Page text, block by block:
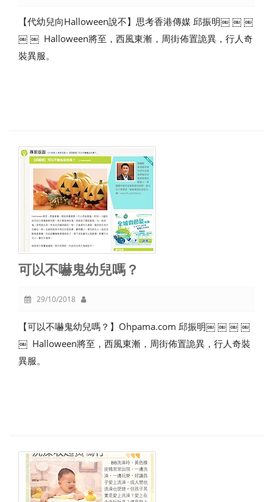
【代幼兒向Halloween說不】思考香港傳媒 邱振明￼ ￼ ￼
￼ ￼ Halloween將至，西風東漸，周街佈置詭異，行人奇
裝異服。
可以不嚇鬼幼兒嗎？
29/10/2018
【可以不嚇鬼幼兒嗎？】Ohpama.com 邱振明￼ ￼ ￼ ￼
￼ Halloween將至，西風東漸，周街佈置詭異，行人奇裝
異服。